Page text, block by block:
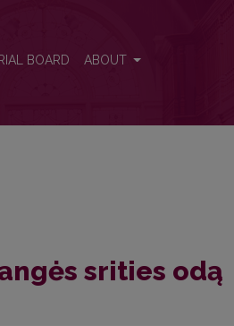
BOARD ABOUT
srities odą